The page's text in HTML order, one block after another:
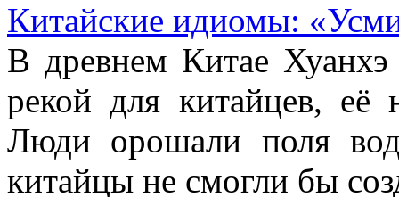
Китайские идиомы:
В древнем Китае
рекой для китайцев, её
Люди орошали поля
китайцы не смогли бы